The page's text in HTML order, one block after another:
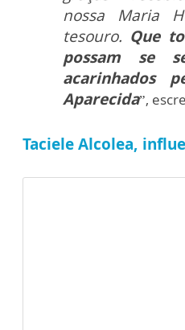
nossa Maria
tesouro. Que
possam se
acarinhados
Aparecida”,
Taciele Alcolea,